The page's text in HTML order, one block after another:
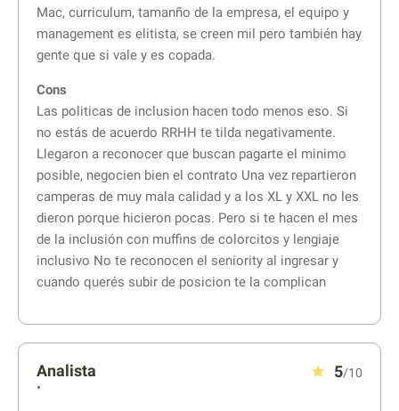
Mac, curriculum, tamanño de la empresa, el equipo y
management es elitista, se creen mil pero también hay
gente que si vale y es copada.
Cons
Las politicas de inclusion hacen todo menos eso. Si
no estás de acuerdo RRHH te tilda negativamente.
Llegaron a reconocer que buscan pagarte el minimo
posible, negocien bien el contrato Una vez repartieron
camperas de muy mala calidad y a los XL y XXL no les
dieron porque hicieron pocas. Pero si te hacen el mes
de la inclusión con muffins de colorcitos y lengiaje
inclusivo No te reconocen el seniority al ingresar y
cuando querés subir de posicion te la complican
Analista
•
5/10